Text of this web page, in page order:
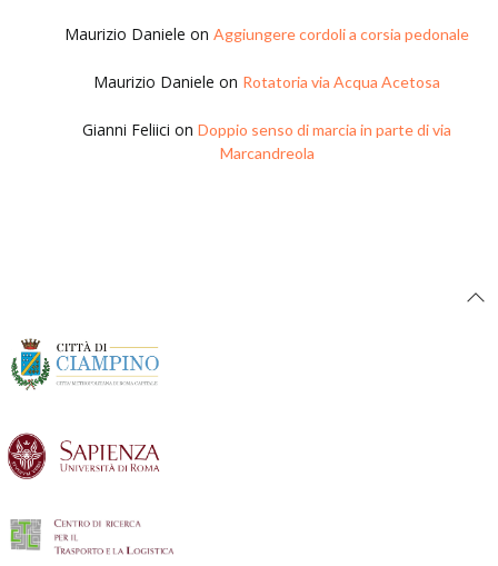
Maurizio Daniele on Aggiungere cordoli a corsia pedonale
Maurizio Daniele on Rotatoria via Acqua Acetosa
Gianni Feliici on Doppio senso di marcia in parte di via
Marcandreola